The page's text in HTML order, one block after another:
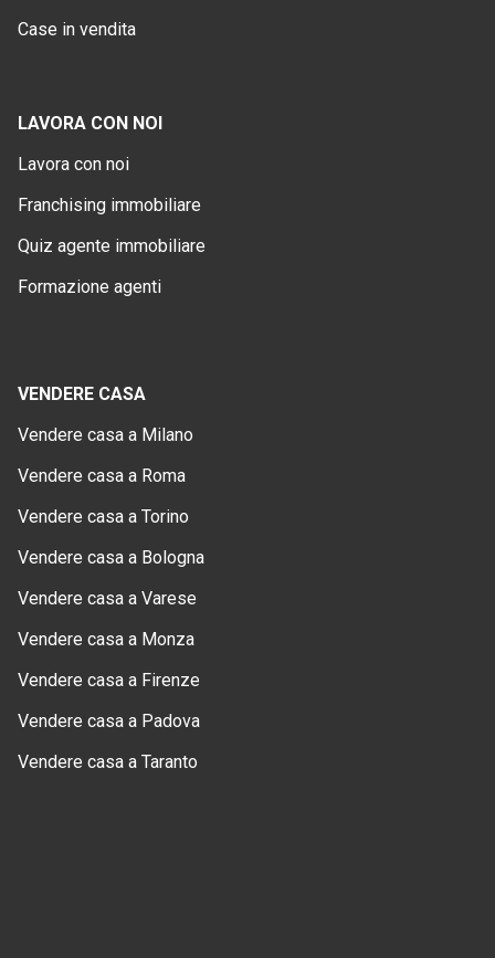
Case in vendita
LAVORA CON NOI
Lavora con noi
Franchising immobiliare
Quiz agente immobiliare
Formazione agenti
VENDERE CASA
Vendere casa a Milano
Vendere casa a Roma
Vendere casa a Torino
Vendere casa a Bologna
Vendere casa a Varese
Vendere casa a Monza
Vendere casa a Firenze
Vendere casa a Padova
Vendere casa a Taranto